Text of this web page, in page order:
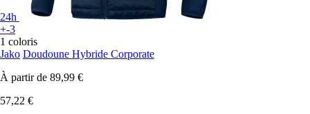
24h
+-3
1 coloris
Jako Doudoune Hybride Corporate
À partir de 89,99 €
57,22 €